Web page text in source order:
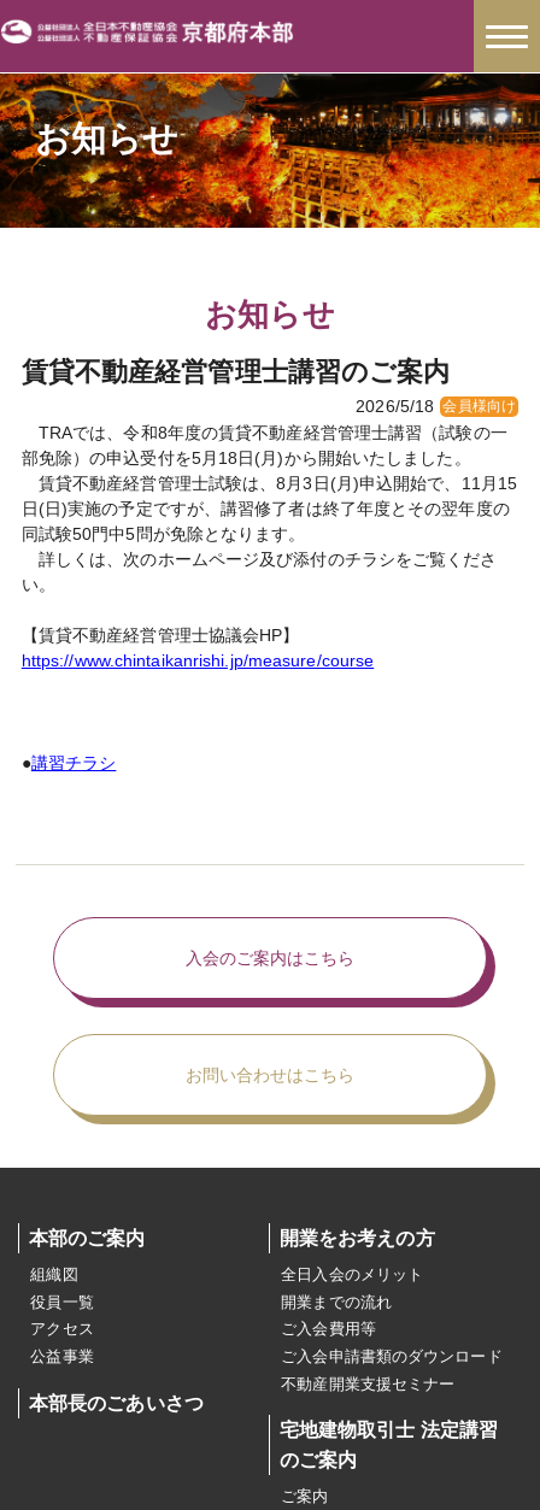
お知らせ
お知らせ
賃貸不動産経営管理士講習のご案内
2026/5/18 会員様向け
TRAでは、令和8年度の賃貸不動産経営管理士講習（試験の一
部免除）の申込受付を5月18日(月)から開始いたしました。
賃貸不動産経営管理士試験は、8月3日(月)申込開始で、11月15
日(日)実施の予定ですが、講習修了者は終了年度とその翌年度の
同試験50門中5問が免除となります。
詳しくは、次のホームページ及び添付のチラシをご覧くださ
い。
【賃貸不動産経営管理士協議会HP】
https://www.chintaikanrishi.jp/measure/course
●講習チラシ
入会のご案内はこちら
お問い合わせはこちら
本部のご案内
組織図
役員一覧
アクセス
公益事業
本部長のごあいさつ
開業をお考えの方
全日入会のメリット
開業までの流れ
ご入会費用等
ご入会申請書類のダウンロード
不動産開業支援セミナー
宅地建物取引士 法定講習
のご案内
ご案内